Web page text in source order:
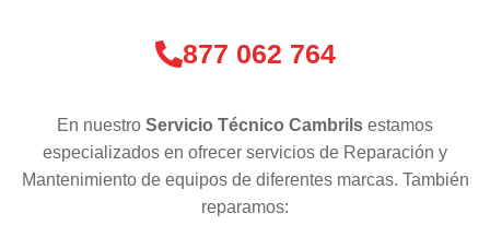
877 062 764
En nuestro Servicio Técnico Cambrils estamos
especializados en ofrecer servicios de Reparación y
Mantenimiento de equipos de diferentes marcas. También
reparamos: